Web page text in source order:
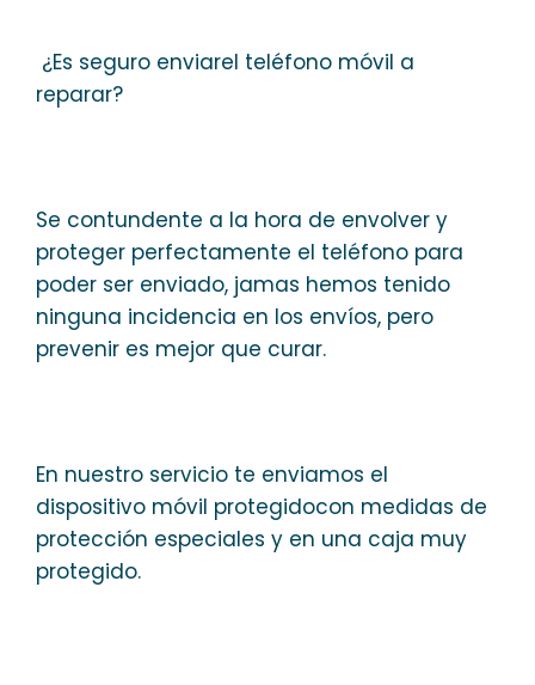
¿Es seguro enviarel teléfono móvil a
reparar?
Se contundente a la hora de envolver y
proteger perfectamente el teléfono para
poder ser enviado, jamas hemos tenido
ninguna incidencia en los envíos, pero
prevenir es mejor que curar.
En nuestro servicio te enviamos el
dispositivo móvil protegidocon medidas de
protección especiales y en una caja muy
protegido.